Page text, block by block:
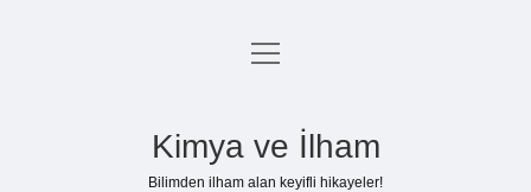
Anasayfa
menüyü
Kimya ve İlham
Bilimden ilham alan keyifli hikayeler!